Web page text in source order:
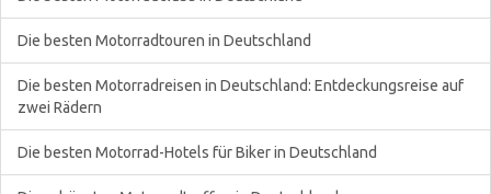
Die besten Motorradtouren in Deutschland
Die besten Motorradreisen in Deutschland: Entdeckungsreise auf
zwei Rädern
Die besten Motorrad-Hotels für Biker in Deutschland